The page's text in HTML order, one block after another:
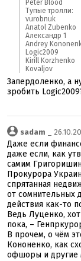
Peter Blood
Тупые тролли:
vurobnuk
Anatol Zubenko
Александр 1
Andrey
Logic2009
Kirill Korzhenko
Kovaljov
Запердоленко, а
зробить
sadam _
Даже если
даже если, как
самим
Прокурора
спрятанная
от сомнительных
действия как-то
Ведь Луценко,
пока, –
В прочем, о чём
Кононенко, как
офшоры и другие